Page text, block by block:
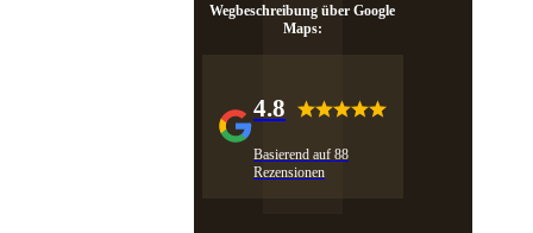
Wegbeschreibung über Google
Maps:
4.8
Basierend auf 88
Rezensionen